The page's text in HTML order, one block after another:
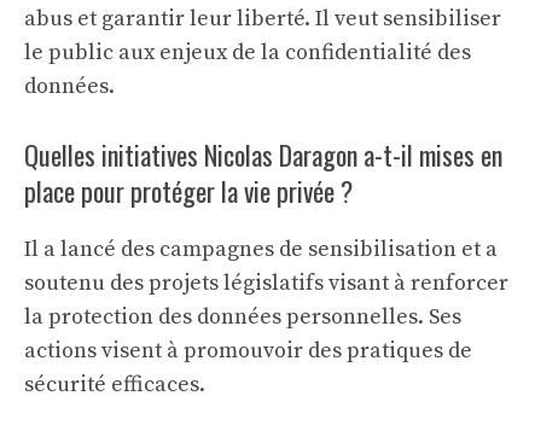
abus et garantir leur liberté. Il veut sensibiliser
le public aux enjeux de la confidentialité des
données.
Quelles initiatives Nicolas Daragon a-t-il mises en
place pour protéger la vie privée ?
Il a lancé des campagnes de sensibilisation et a
soutenu des projets législatifs visant à renforcer
la protection des données personnelles. Ses
actions visent à promouvoir des pratiques de
sécurité efficaces.